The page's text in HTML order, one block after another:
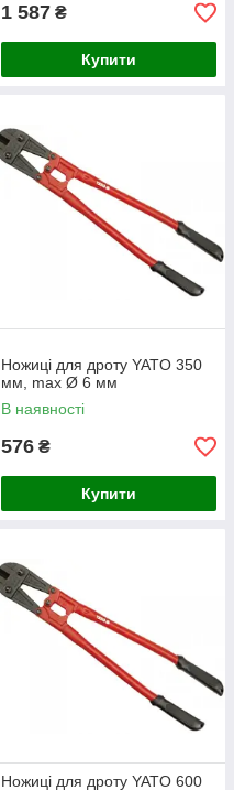
1 587 ₴
Купити
Ножиці для дроту YATO 350
мм, max Ø 6 мм
В наявності
576 ₴
Купити
Ножиці для дроту YATO 600